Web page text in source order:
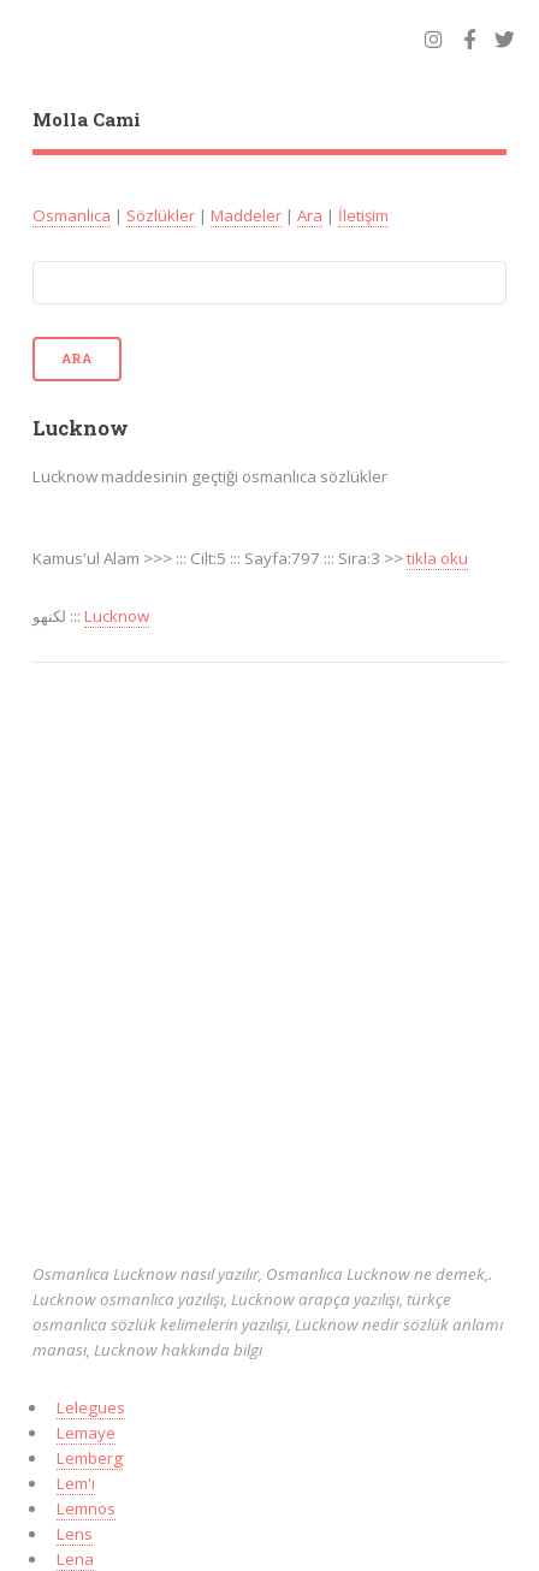
Molla Cami
Osmanlıca | Sözlükler| Maddeler| Ara | İletişim
ARA
Lucknow
Lucknow maddesinin geçtiği osmanlıca sözlükler
Kamus'ul Alam >>> ::: Cilt:5 ::: Sayfa:797 ::: Sira:3 >>tikla oku
لكنهو ::: Lucknow
Osmanlıca Lucknow nasıl yazılır, Osmanlıca Lucknow ne demek,.
Lucknow osmanlıca yazılışı, Lucknow arapça yazılışı, türkçe
osmanlıca sözlük kelimelerin yazılışı, Lucknow nedir sözlük anlamı
manası, Lucknow hakkında bilgi
Lelegues
Lemaye
Lemberg
Lem'ı
Lemnos
Lens
Lena